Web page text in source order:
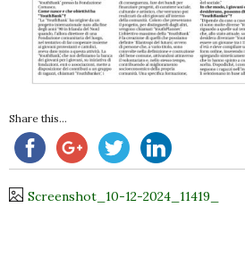
Share this...
Screenshot_10-12-2024_11419_